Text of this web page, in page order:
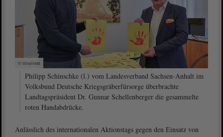
© ltlsa/smü
Philipp Schinschke (l.) vom Landesverband Sachsen-Anhalt im
Volksbund Deutsche Kriegsgräberfürsorge überbrachte
Landtagspräsident Dr. Gunnar Schellenberger die gesammelte
roten Handabdrücke.
Anlässlich des internationalen Aktionstags gegen den Einsatz von